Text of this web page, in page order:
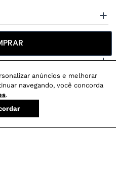
anúncios e melhorar
navegando, você concorda
.